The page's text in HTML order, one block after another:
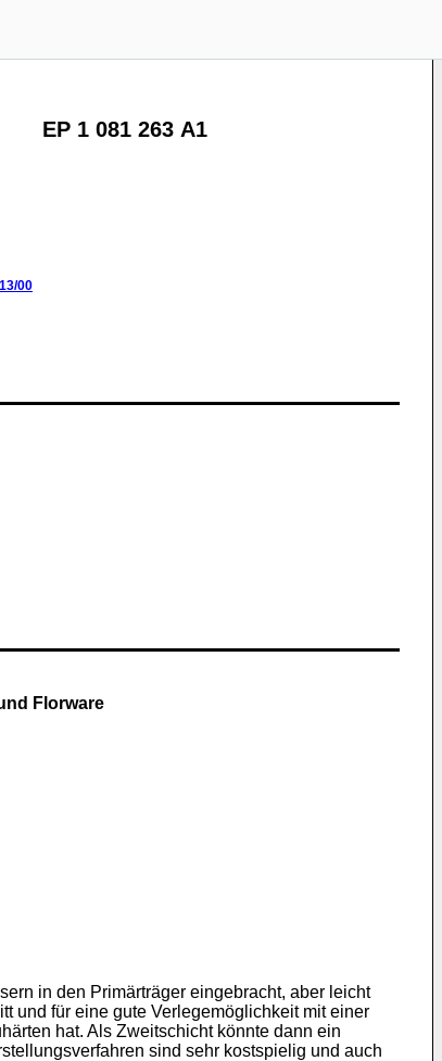
EP 1 081 263 A1
13/00
Florware
in den Primärträger eingebracht, aber leicht
und für eine gute Verlegemöglichkeit mit einer
hat. Als Zweitschicht könnte dann ein
sind sehr kostspielig und auch